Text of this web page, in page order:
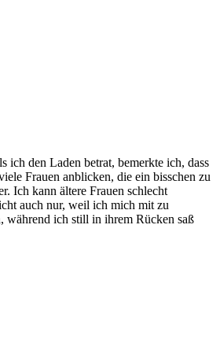
ich den Laden betrat, bemerkte ich, dass
Frauen anblicken, die ein bisschen zu
Ich kann ältere Frauen schlecht
auch nur, weil ich mich mit zu
während ich still in ihrem Rücken saß